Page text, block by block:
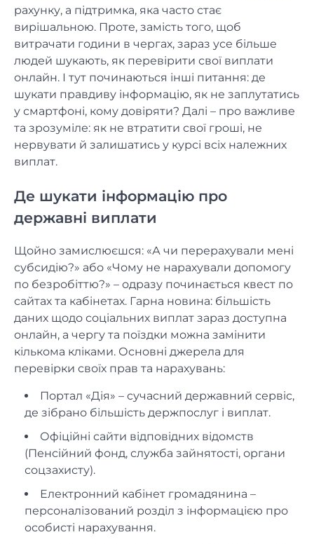
рахунку, а підтримка, яка часто стає
вирішальною. Проте, замість того, щоб
витрачати години в чергах, зараз усе більше
людей шукають, як перевірити свої виплати
онлайн. І тут починаються інші питання: де
шукати правдиву інформацію, як не заплутатись
у смартфоні, кому довіряти? Далі – про важливе
та зрозуміле: як не втратити свої гроші, не
нервувати й залишатись у курсі всіх належних
виплат.
Де шукати інформацію про
державні виплати
Щойно замислюєшся: «А чи перерахували мені
субсидію?» або «Чому не нарахували допомогу
по безробіттю?» – одразу починається квест по
сайтах та кабінетах. Гарна новина: більшість
даних щодо соціальних виплат зараз доступна
онлайн, а чергу та поїздки можна замінити
кількома кліками. Основні джерела для
перевірки своїх прав та нарахувань:
Портал «Дія» – сучасний державний сервіс,
де зібрано більшість держпослуг і виплат.
Офіційні сайти відповідних відомств
(Пенсійний фонд, служба зайнятості, органи
соцзахисту).
Електронний кабінет громадянина –
персоналізований розділ з інформацією про
особисті нарахування.